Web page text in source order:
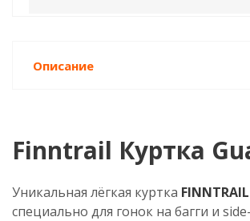
Описание
Finntrail Куртка
Уникальная лёгкая куртка
специально для гонок на багги и